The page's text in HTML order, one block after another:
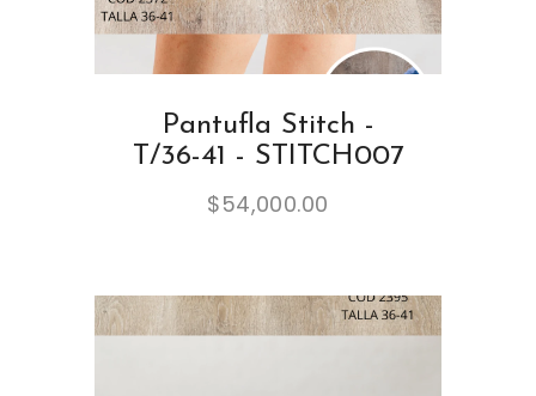
Pantufla Stitch -
T/36-41 - STITCH007
$54,000.00